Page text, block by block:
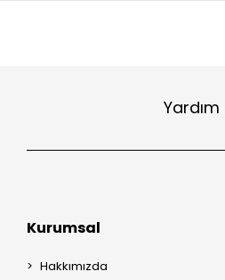
Yardım
Kurumsal
Hakkımızda